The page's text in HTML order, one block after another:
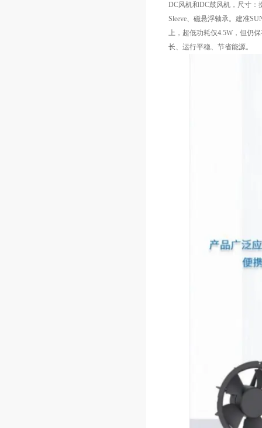
DC风机和DC鼓风机，尺寸：
Sleeve、磁悬浮轴承。建准
上，超低功耗仅4.5W，但仍
长、运行平稳、节省能源。